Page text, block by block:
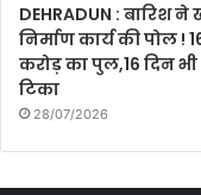
DEHRADUN : बारिश ने
निर्माण कार्य की पोल !
करोड़ का पुल,16 दिन भी
टिका
28/07/2026